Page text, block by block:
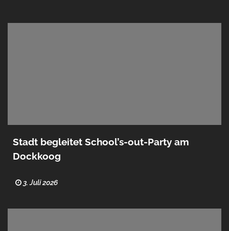
Stadt begleitet School’s-out-Party am
Dockkoog
3. Juli 2026